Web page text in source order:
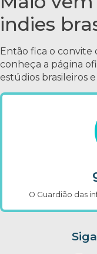
indies
Então fica o convite
conheça a página
estúdios brasileiros
O Guardião das